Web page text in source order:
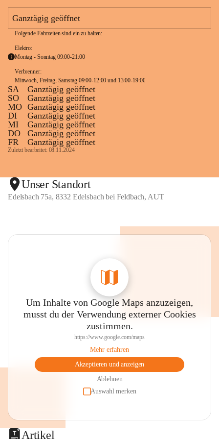
m
Ganztägig geöffnet
Folgende Fahrzeiten sind ein zu halten:
Elektro:
Montag - Sonntag 09:00-21:00
Verbrenner:
Mittwoch, Freitag, Samstag 09:00-12:00 und 13:00-19:00
SA
Ganztägig geöffnet
SO
Ganztägig geöffnet
MO Ganztägig geöffnet
DI
Ganztägig geöffnet
MI
Ganztägig geöffnet
DO
Ganztägig geöffnet
FR
Ganztägig geöffnet
Zuletzt bearbeitet: 08.11.2024
Unser Standort
Edelsbach 75a, 8332 Edelsbach bei Feldbach, AUT
Um Inhalte von Google Maps anzuzeigen,
musst du der Verwendung externer Cookies
zustimmen.
https://www.google.com/maps
Mehr erfahren
Akzeptieren und anzeigen
Ablehnen
Auswahl merken
Artikel